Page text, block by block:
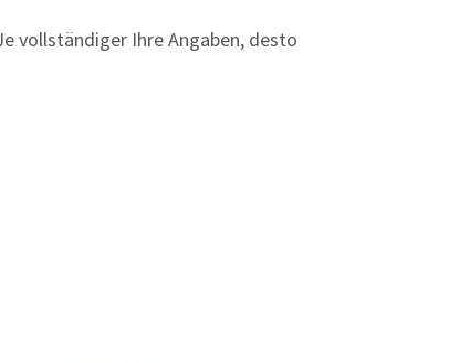
vollständiger Ihre Angaben, desto